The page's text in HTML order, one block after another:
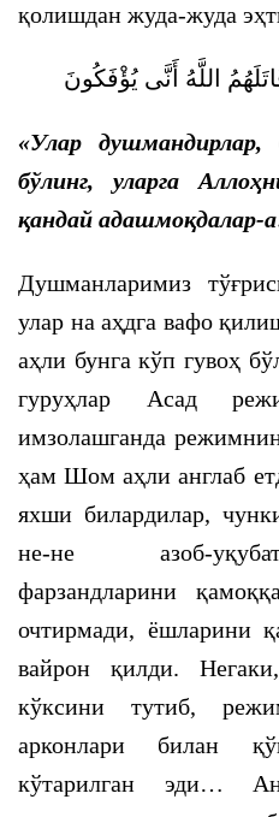
қолишдан жуда-жуда
اللَّهُ أَنَّى يُؤْفَكُونَ
«Улар
бўлинг, уларга
қандай адашмоқдалар-
Душманларимиз
улар на аҳдга вафо
аҳли бунга кўп гувоҳ
гуруҳлар Асад
имзолашганда
ҳам Шом аҳли англаб
яхши билардилар,
не-не азоб-
фарзандларини
очтирмади, ёшларини
вайрон қилди.
кўксини тутиб,
арконлари билан
кўтарилган эди…